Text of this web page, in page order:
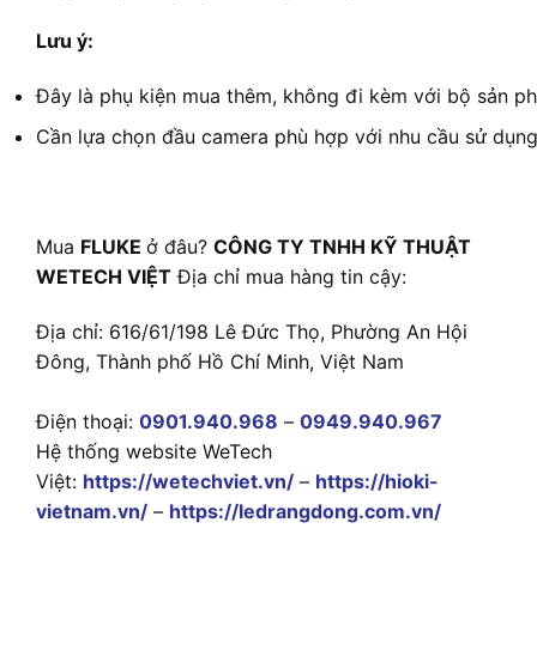
Lưu ý:
Đây là phụ kiện mua thêm, không đi kèm với bộ sản
Cần lựa chọn đầu camera phù hợp với nhu cầu sử
Mua FLUKE ở đâu? CÔNG TY TNHH KỸ THUẬT
WETECH VIỆT Địa chỉ mua hàng tin cậy:
Địa chỉ: 616/61/198 Lê Đức Thọ, Phường An Hội
Đông, Thành phố Hồ Chí Minh, Việt Nam
Điện thoại: 0901.940.968 – 0949.940.967
Hệ thống website WeTech
Việt: https://wetechviet.vn/ – https://hioki-
vietnam.vn/ – https://ledrangdong.com.vn/